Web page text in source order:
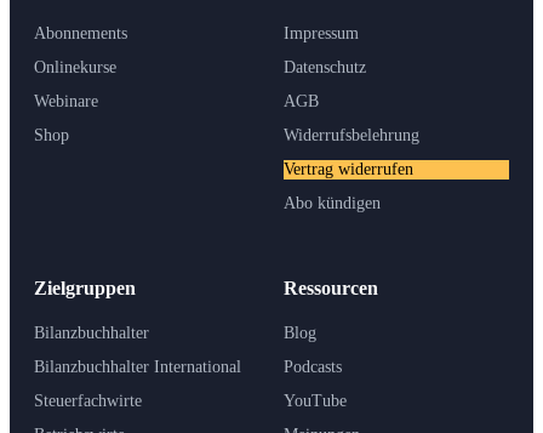
Abonnements
Onlinekurse
Webinare
Shop
Zielgruppen
Bilanzbuchhalter
Bilanzbuchhalter International
Steuerfachwirte
Ressourcen
Blog
Podcasts
YouTube
Impressum
Datenschutz
AGB
Widerrufsbelehrung
Vertrag widerrufen
Abo kündigen